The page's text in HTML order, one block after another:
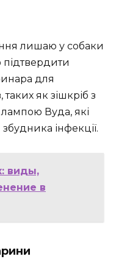
лишаю у собаки
для
таких як зішкріб з
Вуда, які
інфекції.
виды,
в